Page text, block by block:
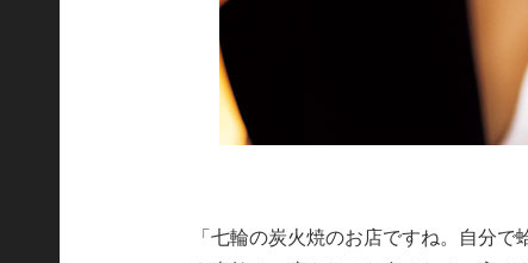
「七輪の炭火焼のお店ですね。自分